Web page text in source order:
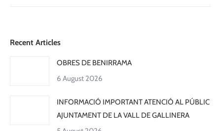
Recent Articles
OBRES DE BENIRRAMA
6 August 2026
INFORMACIÓ IMPORTANT ATENCIÓ AL PÚBLIC
AJUNTAMENT DE LA VALL DE GALLINERA